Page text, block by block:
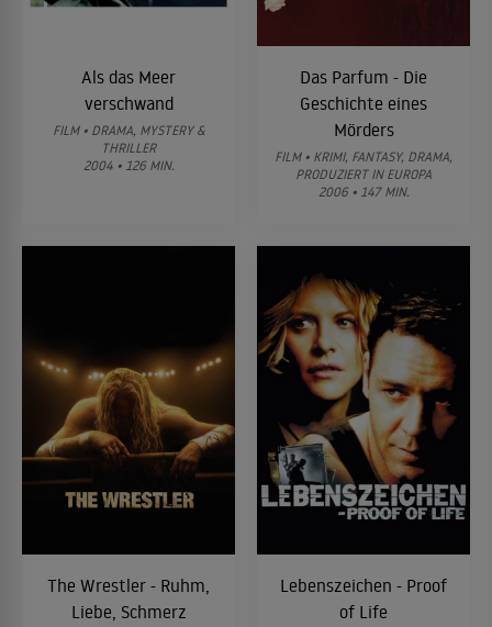
Als das Meer
verschwand
FILM • DRAMA, MYSTERY &
THRILLER
2004 • 126 MIN.
Das Parfum - Die
Geschichte eines
Mörders
FILM • KRIMI, FANTASY, DRAMA,
PRODUZIERT IN EUROPA
2006 • 147 MIN.
The Wrestler - Ruhm,
Liebe, Schmerz
Lebenszeichen - Proof
of Life